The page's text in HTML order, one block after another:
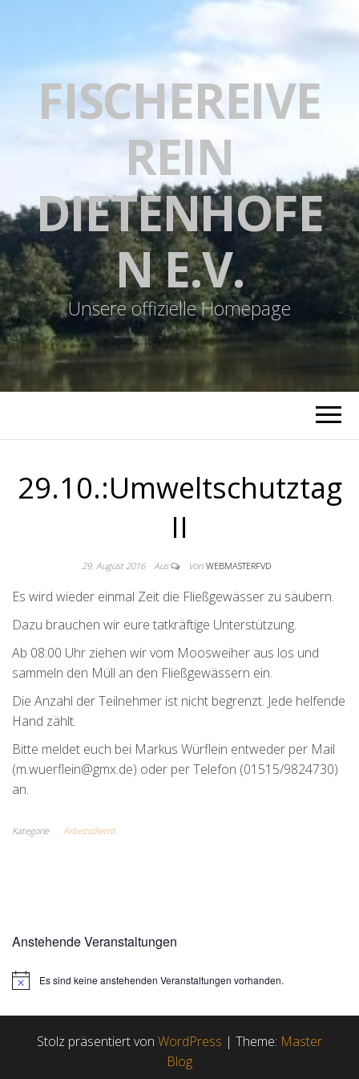
FISCHEREIVE
REIN
DIETENHOFE
N E.V.
Unsere offizielle Homepage
29.10.:Umweltschutztag
II
29. August 2016 Aus Von WEBMASTERFVD
Es wird wieder einmal Zeit die Fließgewässer zu säubern.
Dazu brauchen wir eure tatkräftige Unterstützung.
Ab 08:00 Uhr ziehen wir vom Moosweiher aus los und
sammeln den Müll an den Fließgewässern ein.
Die Anzahl der Teilnehmer ist nicht begrenzt. Jede helfende
Hand zählt.
Bitte meldet euch bei Markus Würflein entweder per Mail
(m.wuerflein@gmx.de) oder per Telefon (01515/9824730)
an.
Kategorie Arbeitsdienst
Anstehende Veranstaltungen
H
Es sind keine anstehenden Veranstaltungen vorhanden.
Stolz präsentiert von WordPress | Theme: Master
Blog